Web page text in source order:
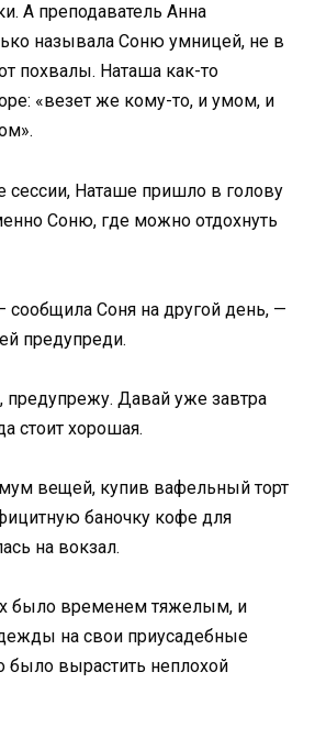
А преподаватель Анна
называла Соню умницей, не в
похвалы. Наташа как-то
«везет же кому-то, и умом, и
сессии, Наташе пришло в голову
Соню, где можно отдохнуть
сообщила Соня на другой день, —
предупреди.
Давай уже завтра
стоит хорошая.
вещей, купив вафельный торт
баночку кофе для
на вокзал.
было временем тяжелым, и
на свои приусадебные
было вырастить неплохой